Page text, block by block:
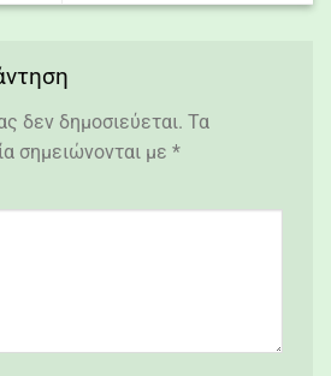
δεν δημοσιεύεται. Τα
σημειώνονται με *